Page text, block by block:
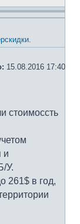
15.08.2016 17:40
стоимоссть
и
У.
261$ в год,